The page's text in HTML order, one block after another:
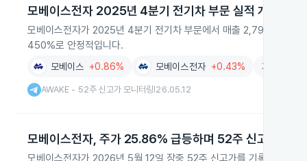
모베이스전자 2025년 4분기 전기차 부문 실적 개선
모베이스전자가 2025년 4분기 전기차 부문에서 매출 2,799억 원과
450%로 안정적입니다.
모베이스 +0.86% 모베이스전자 +0.43% 자동차부품
AWAKE - 52주 신고가 모니터링 26.05.12
모베이스전자, 주가 25.86% 급등하며 52주 신고가 경신
모베이스전자가 2026년 5월 12일 장중 52주 신고가를 기록하며 주